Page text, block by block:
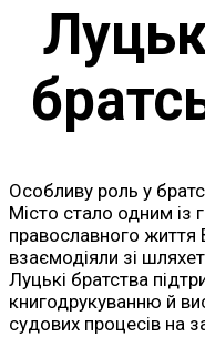
Особливу роль у
Місто стало одним із
православного життя
взаємодіяли зі
Луцькі братства
книгодрукуванню й
судових процесів на